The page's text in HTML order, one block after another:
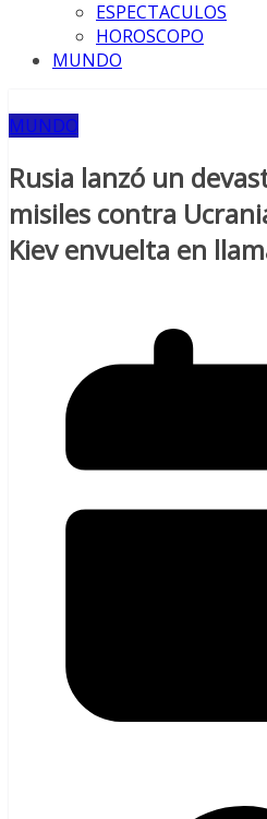
ESPECTACULOS
HOROSCOPO
MUNDO
MUNDO
Rusia lanzó un
misiles contra
Kiev envuelta en